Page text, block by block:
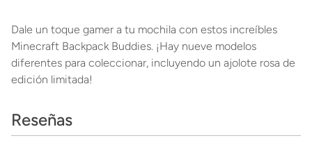
Dale un toque gamer a tu mochila con estos increíbles
Minecraft Backpack Buddies. ¡Hay nueve modelos
diferentes para coleccionar, incluyendo un ajolote rosa de
edición limitada!
Reseñas